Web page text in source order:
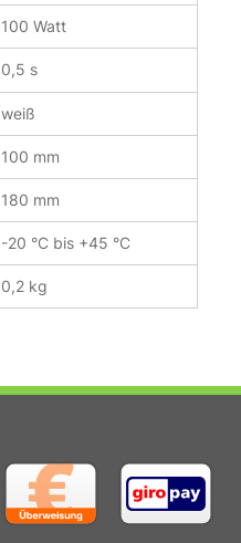
100 Watt
0,5 s
weiß
100 mm
180 mm
-20 °C bis +45 °C
0,2 kg